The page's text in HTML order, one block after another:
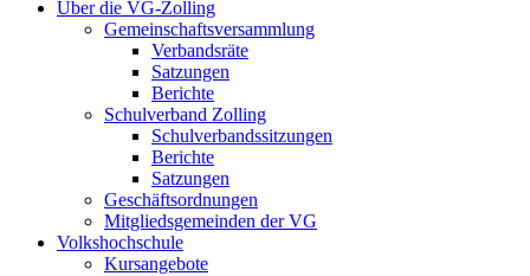
Über die VG-Zolling
Gemeinschaftsversammlung
Verbandsräte
Satzungen
Berichte
Schulverband Zolling
Schulverbandssitzungen
Berichte
Satzungen
Geschäftsordnungen
Mitgliedsgemeinden der VG
Volkshochschule
Kursangebote